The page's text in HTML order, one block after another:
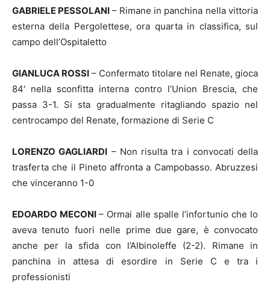
GABRIELE PESSOLANI – Rimane in panchina nella vittoria
esterna della Pergolettese, ora quarta in classifica, sul
campo dell’Ospitaletto
GIANLUCA ROSSI – Confermato titolare nel Renate, gioca
84′ nella sconfitta interna contro l’Union Brescia, che
passa 3-1. Si sta gradualmente ritagliando spazio nel
centrocampo del Renate, formazione di Serie C
LORENZO GAGLIARDI – Non risulta tra i convocati della
trasferta che il Pineto affronta a Campobasso. Abruzzesi
che vinceranno 1-0
EDOARDO MECONI– Ormai alle spalle l’infortunio che lo
aveva tenuto fuori nelle prime due gare, è convocato
anche per la sfida con l’Albinoleffe (2-2). Rimane in
panchina in attesa di esordire in Serie C e tra i
professionisti